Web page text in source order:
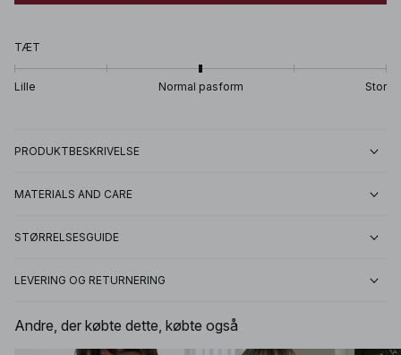
TÆT
Lille Normal pasform Stor
PRODUKTBESKRIVELSE
MATERIALS AND CARE
STØRRELSESGUIDE
LEVERING OG RETURNERING
Andre, der købte dette, købte også